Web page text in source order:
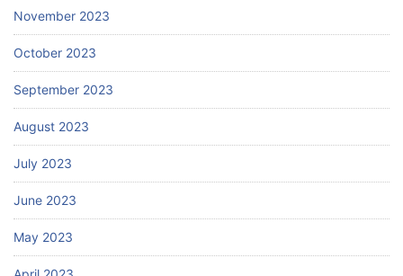
November 2023
October 2023
September 2023
August 2023
July 2023
June 2023
May 2023